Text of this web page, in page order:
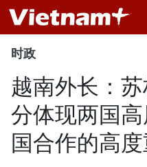
时政
越南外长：
分体现两国
国合作的高